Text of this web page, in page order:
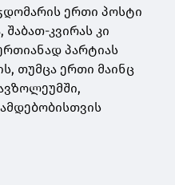
ერთი პოსტი
კვირას კი
პარტიას
თუმცა ერთი მაინც